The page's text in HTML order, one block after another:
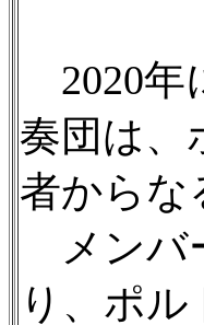
2020年
奏団は、
者からな
メンバ
り、ポ